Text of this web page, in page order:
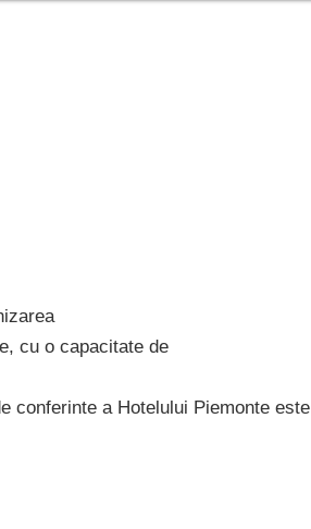
cu o capacitate de
conferinte a Hotelului Piemonte este